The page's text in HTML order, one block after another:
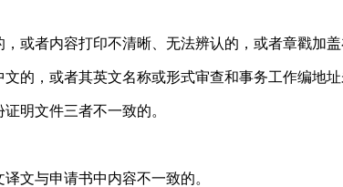
或者内容打印不清晰、无法辨认的，或者章戳加
的，或者其英文名称或形式审查和事务工作编地址
明文件三者不一致的。
文与申请书中内容不一致的。